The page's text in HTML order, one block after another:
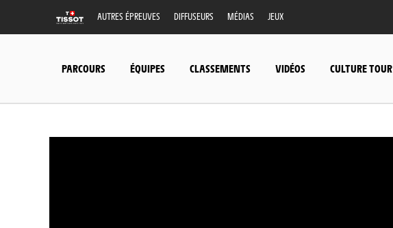
AUTRES ÉPREUVES DIFFUSEURS MÉDIAS JEUX
PARCOURS ÉQUIPES CLASSEMENTS VIDÉOS CULTURE TOUR